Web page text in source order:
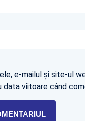
e-mailul și site-ul
data viitoare când